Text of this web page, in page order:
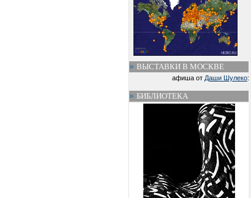
ВЫСТАВКИ В МОСКВЕ
афиша от Даши Шулеко:
БИБЛИОТЕКА